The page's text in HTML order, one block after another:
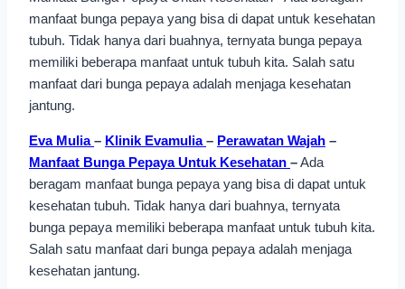
Eva Mulia– Klinik Evamulia– Perawatan Wajah –
Manfaat Bunga Pepaya Untuk Kesehatan –Ada
beragam manfaat bunga pepaya yang bisa di dapat untuk
kesehatan tubuh. Tidak hanya dari buahnya, ternyata
bunga pepaya memiliki beberapa manfaat untuk tubuh kita.
Salah satu manfaat dari bunga pepaya adalah menjaga
kesehatan jantung.